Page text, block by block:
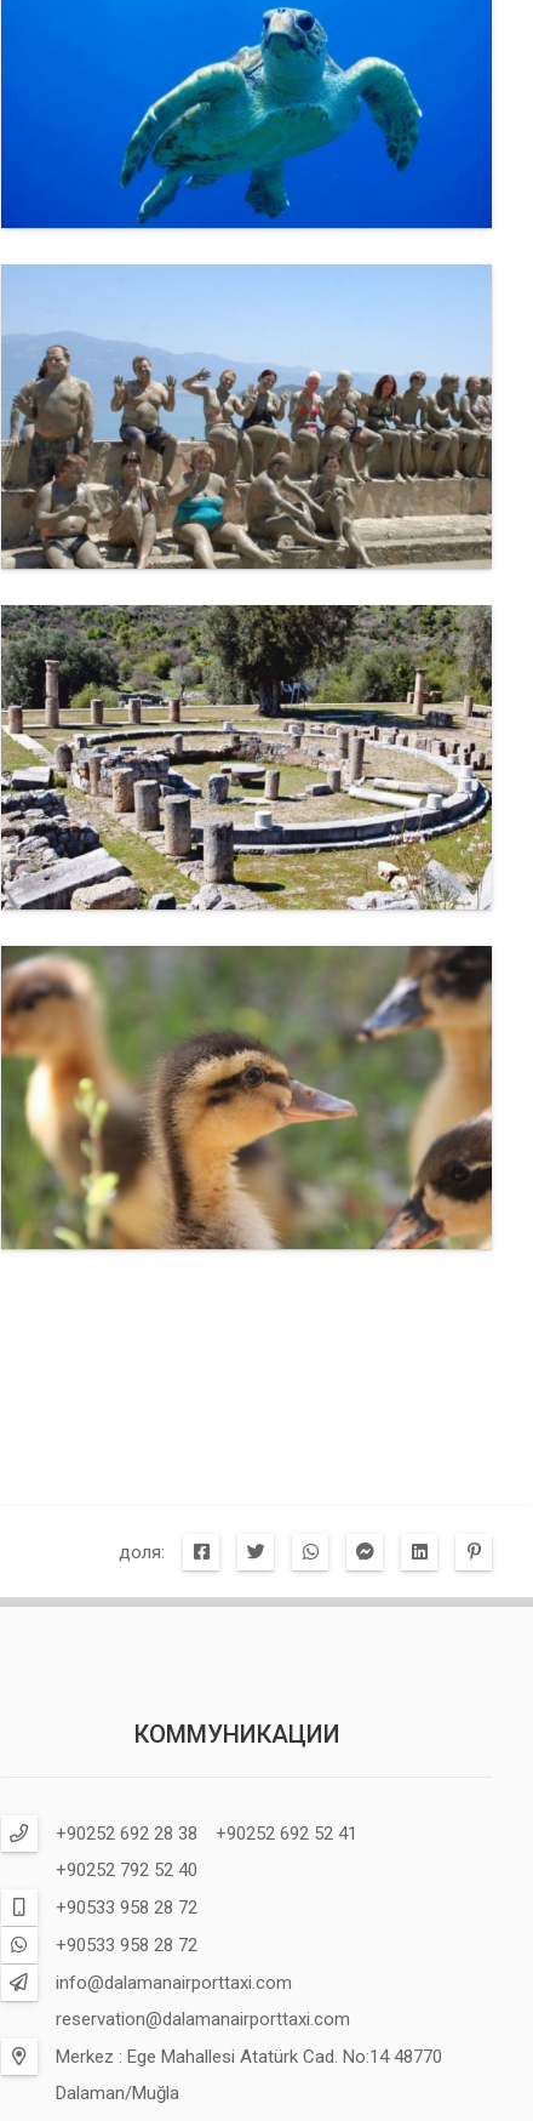
доля:
КОММУНИКАЦИИ
+90252 692 28 38
+90252 692 52 41
+90252 792 52 40
+90533 958 28 72
+90533 958 28 72
info@dalamanairporttaxi.com
reservation@dalamanairporttaxi.com
Merkez : Ege Mahallesi Atatürk Cad. No:14 48770
Dalaman/Muğla